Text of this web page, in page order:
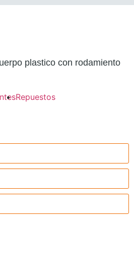
plastico con rodamiento
Repuestos